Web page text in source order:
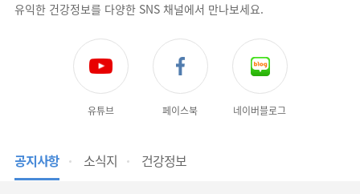
유익한 건강정보를 다양한 SNS 채널에서 만나보세요.
유튜브 페이스북 네이버블로그
공지사항 소식지 건강정보